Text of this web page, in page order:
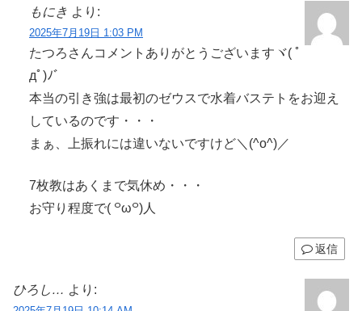
もにき より:
2025年7月19日 1:03 PM
たつろさんコメントありがとうございますヾ( ﾟ
дﾟ)ﾉ゛
本当の引き強は最初のゼウスで水着バステトをお迎え
しているのです・・・
まぁ、上振れには違いないですけど＼(^o^)／
7枚教はあくまで気休め・・・
お守り程度で( ꒪ω꒪)人
返信
ひろし… より: